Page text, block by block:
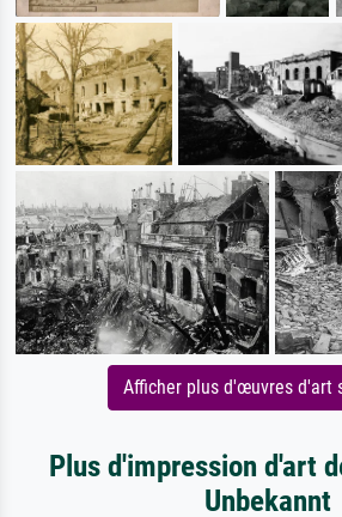
Afficher plus d'œuvres d'art
Plus d'impression d'art
Unbekannt